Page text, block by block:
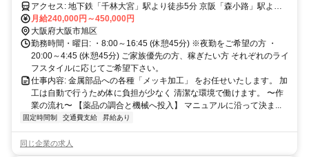
アクセス: 地下鉄「千林大宮」駅より徒歩5分 京阪「森小路」駅より
徒歩5分
月給240,000円～450,000円
大阪府大阪市旭区
勤務時間・曜日: ・8:00～16:45 (休憩45分) ※夜勤をご希望の方 ・
20:00～4:45 (休憩45分) ご家族優先の方、稼ぎたい方 それぞれのライ
フスタイルに応じてご希望下さい。
仕事内容: 金属部品への各種「メッキ加工」 をお任せいたします。 加
工は自動で行うため体に負担が少なく 清潔な環境で働けます。 〜作
業の流れ〜 【薬品の調合と機械へ投入】 マニュアルに沿って決ま...
固定時間制 交通費支給 昇給あり
同じ企業の求人